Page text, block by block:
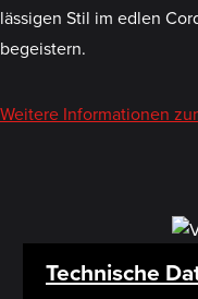
lässigen Stil im edlen
begeistern.
Weitere Informationen
Technische